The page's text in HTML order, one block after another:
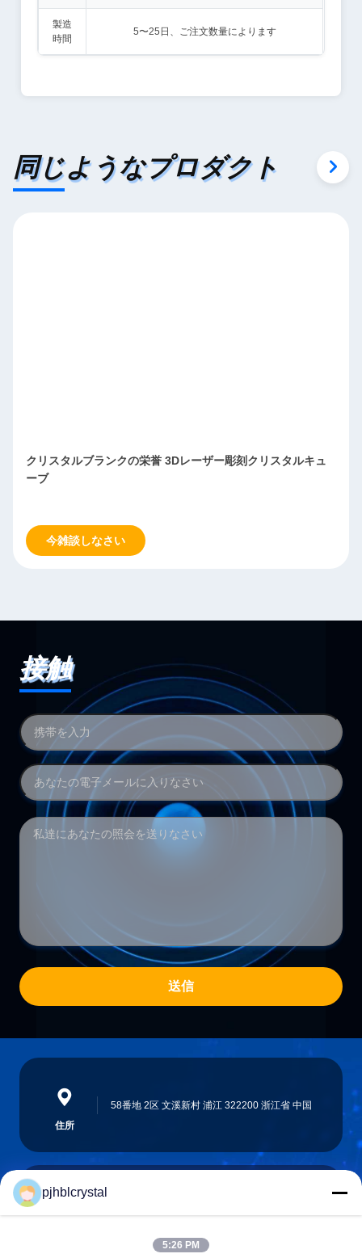
製造
時間
5〜25日、ご注文数量によります
同じようなプロダクト
クリスタルブランクの栄誉 3Dレーザー彫刻クリスタルキュ
ーブ
今雑談しなさい
接触
送信
住所
58番地 2区 文溪新村 浦江 322200 浙江省 中国
jinhuacz@126.com
pjhblcrystal
5:26 PM